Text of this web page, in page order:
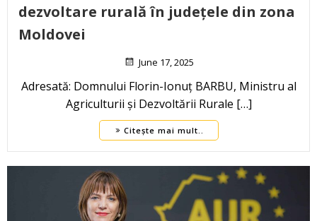
dezvoltare rurală în județele din zona
Moldovei
June 17, 2025
Adresată: Domnului Florin-Ionuț BARBU, Ministru al
Agriculturii și Dezvoltării Rurale […]
Citește mai mult..